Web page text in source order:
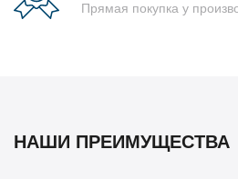
Прямая покупка у
НАШИ ПРЕИМУЩЕСТВА